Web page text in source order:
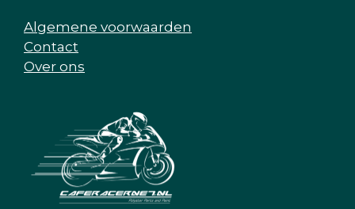
Algemene voorwaarden
Contact
Over ons